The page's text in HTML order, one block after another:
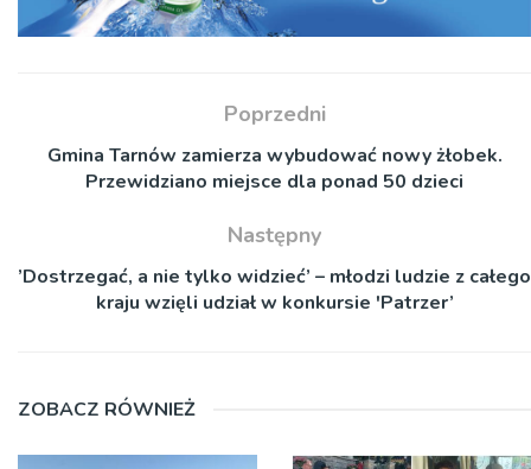
Poprzedni
Gmina Tarnów zamierza wybudować nowy żłobek.
Przewidziano miejsce dla ponad 50 dzieci
Następny
’Dostrzegać, a nie tylko widzieć’ – młodzi ludzie z całego
kraju wzięli udział w konkursie 'Patrzer’
ZOBACZ RÓWNIEŻ